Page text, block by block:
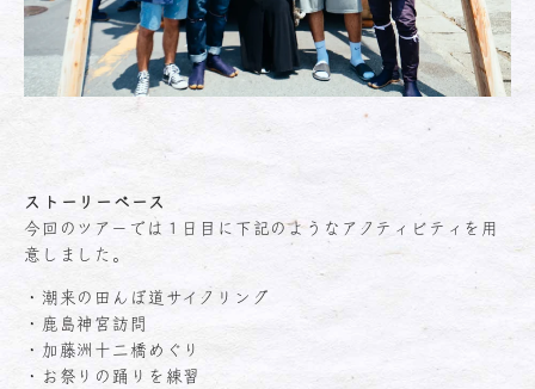
ストーリーベース
今回のツアーでは１日目に下記のようなアクティビティを用
意しました。
・潮来の田んぼ道サイクリング
・鹿島神宮訪問
・加藤洲十二橋めぐり
・お祭りの踊りを練習